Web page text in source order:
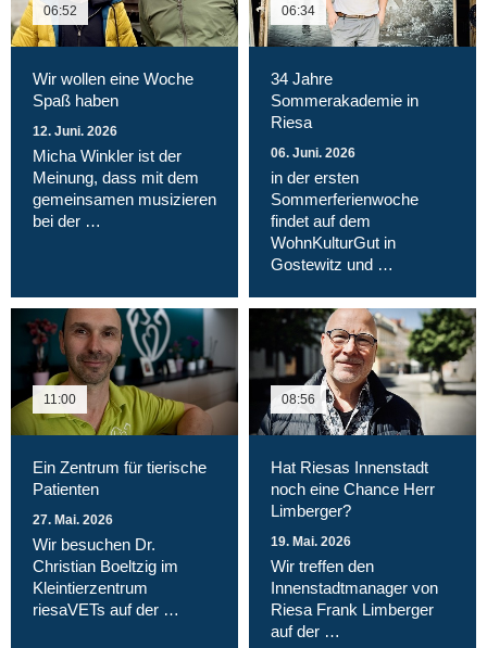
06:52
Wir wollen eine Woche
Spaß haben
12. Juni. 2026
Micha Winkler ist der
Meinung, dass mit dem
gemeinsamen musizieren
bei der …
06:34
34 Jahre
Sommerakademie in
Riesa
06. Juni. 2026
in der ersten
Sommerferienwoche
findet auf dem
WohnKulturGut in
Gostewitz und …
11:00
Ein Zentrum für tierische
Patienten
27. Mai. 2026
Wir besuchen Dr.
Christian Boeltzig im
Kleintierzentrum
riesaVETs auf der …
08:56
Hat Riesas Innenstadt
noch eine Chance Herr
Limberger?
19. Mai. 2026
Wir treffen den
Innenstadtmanager von
Riesa Frank Limberger
auf der …